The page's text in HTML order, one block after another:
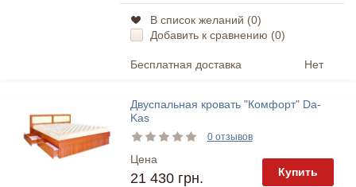
В список желаний (0)
Добавить к сравнению (0)
Бесплатная доставка Нет
Двуспальная кровать "Комфорт" Da-
Kas
0 отзывов
Цена
21 430 грн. Купить